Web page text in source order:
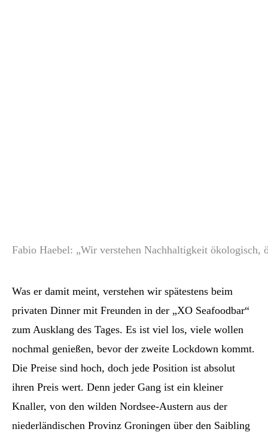
Fabio Haebel: „Wir verstehen Nachhaltigkeit ökologisch,
Was er damit meint, verstehen wir spätestens beim
privaten Dinner mit Freunden in der „XO Seafoodbar“
zum Ausklang des Tages. Es ist viel los, viele wollen
nochmal genießen, bevor der zweite Lockdown kommt.
Die Preise sind hoch, doch jede Position ist absolut
ihren Preis wert. Denn jeder Gang ist ein kleiner
Knaller, von den wilden Nordsee-Austern aus der
niederländischen Provinz Groningen über den Saibling